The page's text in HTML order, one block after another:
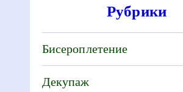
Рубрики
Бисероплетение
Декупаж